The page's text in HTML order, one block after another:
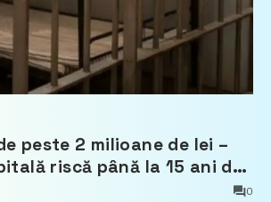
peste 2 milioane de lei –
riscă până la 15 ani de
0